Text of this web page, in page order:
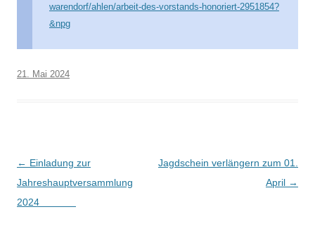
warendorf/ahlen/arbeit-des-vorstands-honoriert-2951854?
&npg
21. Mai 2024
Beitrags-
Navigation
← Einladung zur
Jahreshauptversammlung
2024
Jagdschein verlängern zum 01.
April →